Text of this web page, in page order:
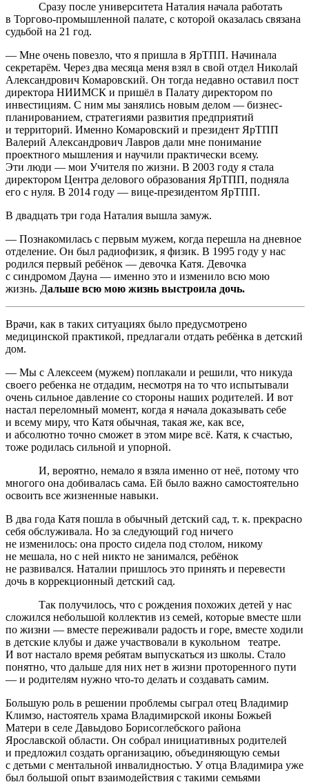
Сразу после университета Наталия начала работать
в Торгово-промышленной палате, с которой оказалась связана
судьбой на 21 год.
— Мне очень повезло, что я пришла в ЯрТПП. Начинала
секретарём. Через два месяца меня взял в свой отдел Николай
Александрович Комаровский. Он тогда недавно оставил пост
директора НИИМСК и пришёл в Палату директором по
инвестициям. С ним мы занялись новым делом — бизнес-
планированием, стратегиями развития предприятий
и территорий. Именно Комаровский и президент ЯрТПП
Валерий Александрович Лавров дали мне понимание
проектного мышления и научили практически всему.
Эти люди — мои Учителя по жизни. В 2003 году я стала
директором Центра делового образования ЯрТПП, подняла
его с нуля. В 2014 году — вице-президентом ЯрТПП.
В двадцать три года Наталия вышла замуж.
— Познакомилась с первым мужем, когда перешла на дневное
отделение. Он был радиофизик, я физик. В 1995 году у нас
родился первый ребёнок — девочка Катя. Девочка
с синдромом Дауна — именно это и изменило всю мою
жизнь. Дальше всю мою жизнь выстроила дочь.
Врачи, как в таких ситуациях было предусмотрено
медицинской практикой, предлагали отдать ребёнка в детский
дом.
— Мы с Алексеем (мужем) поплакали и решили, что никуда
своего ребенка не отдадим, несмотря на то что испытывали
очень сильное давление со стороны наших родителей. И вот
настал переломный момент, когда я начала доказывать себе
и всему миру, что Катя обычная, такая же, как все,
и абсолютно точно сможет в этом мире всё. Катя, к счастью,
тоже родилась сильной и упорной.
И, вероятно, немало я взяла именно от неё, потому что
многого она добивалась сама. Ей было важно самостоятельно
освоить все жизненные навыки.
В два года Катя пошла в обычный детский сад, т. к. прекрасно
себя обслуживала. Но за следующий год ничего
не изменилось: она просто сидела под столом, никому
не мешала, но с ней никто не занимался, ребёнок
не развивался. Наталии пришлось это принять и перевести
дочь в коррекционный детский сад.
Так получилось, что с рождения похожих детей у нас
сложился небольшой коллектив из семей, которые вместе шли
по жизни — вместе переживали радость и горе, вместе ходили
в детские клубы и даже участвовали в кукольном театре.
И вот настало время ребятам выпускаться из школы. Стало
понятно, что дальше для них нет в жизни проторенного пути
— и родителям нужно что-то делать и создавать самим.
Большую роль в решении проблемы сыграл отец Владимир
Климзо, настоятель храма Владимирской иконы Божьей
Матери в селе Давыдово Борисоглебского района
Ярославской области. Он собрал инициативных родителей
и предложил создать организацию, объединяющую семьи
с детьми с ментальной инвалидностью. У отца Владимира уже
был большой опыт взаимодействия с такими семьями